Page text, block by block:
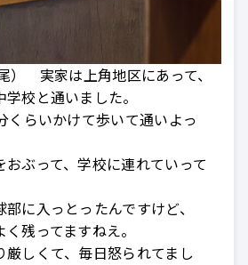
） 実家は上角地区にあって、
校と通いました。
くらいかけて歩いて通いよっ
ぶって、学校に連れていって
に入っとったんですけど、
残ってますねえ。
しくて、毎日怒られてまし